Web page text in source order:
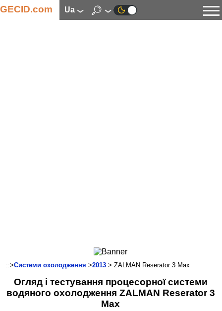
GECID.com ua
Смартфони
Комунікації
Автоелектроніка
Програмне забезпечення
::>Системи охолодження >2013 > ZALMAN Reserator 3 Max
Огляд і тестування процесорної системи
водяного охолодження ZALMAN Reserator 3
Max